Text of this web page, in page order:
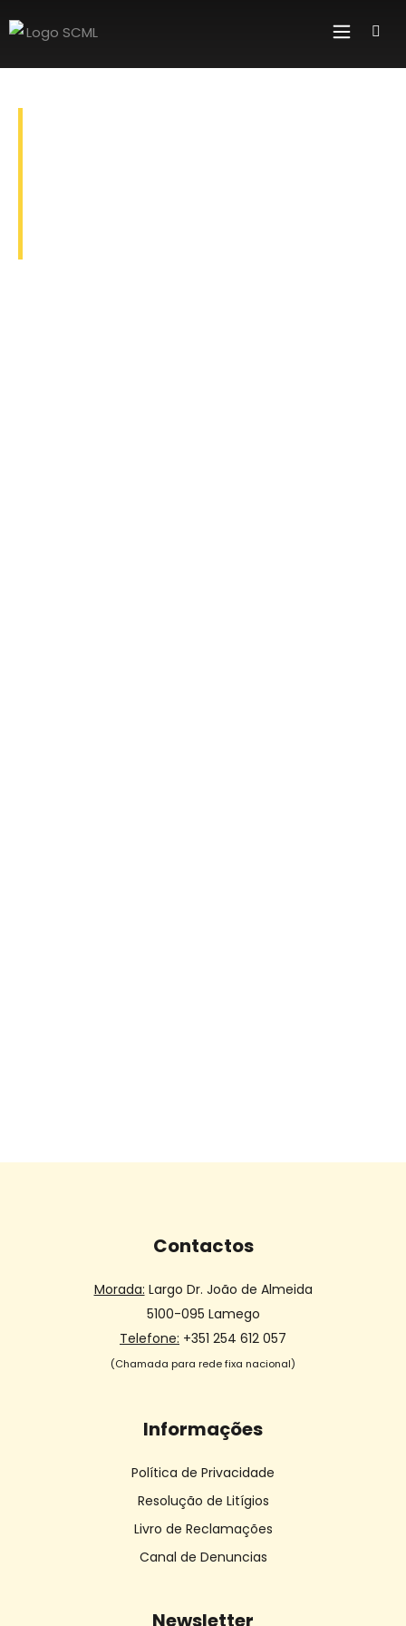
Contactos
Morada: Largo Dr. João de Almeida
5100-095 Lamego
Telefone: +351 254 612 057
(Chamada para rede fixa nacional)
Informações
Política de Privacidade
Resolução de Litígios
Livro de Reclamações
Canal de Denuncias
Newsletter